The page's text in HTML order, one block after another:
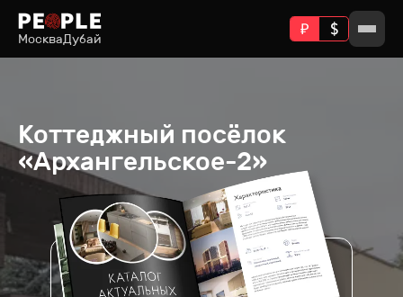
МоскваДубай
Коттеджный посёлок
«Архангельское-2»